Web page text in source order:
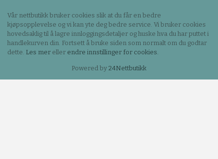
Vår nettbutikk bruker cookies slik at du får en bedre
kjøpsopplevelse og vi kan yte deg bedre service. Vi bruker cookies
hovedsaklig til å lagre innloggingsdetaljer og huske hva du har puttet i
handlekurven din. Fortsett å bruke siden som normalt om du godtar
dette. Les mer eller endre innstillinger for cookies.
Powered by 24Nettbutikk